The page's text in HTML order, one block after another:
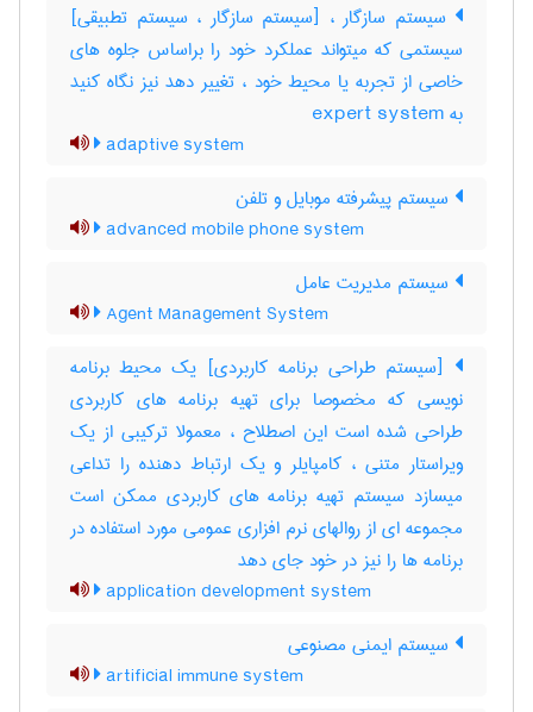
سیستم سازگار ، [سیستم سازگار ، سیستم تطبیقی]
سیستمی که میتواند عملکرد خود را براساس جلوه های
خاصی از تجربه یا محیط خود ، تغییر دهد نیز نگاه کنید
به ‎ expert system
adaptive system
سیستم پیشرفته موبایل و تلفن
advanced mobile phone system
سیستم مدیریت عامل
Agent Management System
[سیستم طراحی برنامه کاربردی] یک محیط برنامه
نویسی که مخصوصا برای تهیه برنامه های کاربردی
طراحی شده است این اصطلاح ، معمولا ترکیبی از یک
ویراستار متنی ، کامپایلر و یک ارتباط دهنده را تداعی
میسازد سیستم تهیه برنامه های کاربردی ممکن است
مجموعه ای از روالهای نرم افزاری عمومی مورد استفاده در
برنامه ها را نیز در خود جای دهد
application development system
سیستم ایمنی مصنوعی
artificial immune system